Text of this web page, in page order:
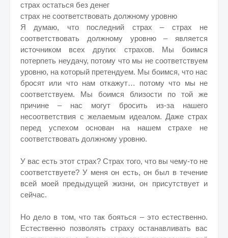
страх остаться без денег
страх не соответствовать должному уровню
Я думаю, что последний страх – страх не
соответствовать должному уровню – является
источником всех других страхов. Мы боимся
потерпеть неудачу, потому что мы не соответствуем
уровню, на который претендуем. Мы боимся, что нас
бросят или что нам откажут… потому что мы не
соответствуем. Мы боимся близости по той же
причине – нас могут бросить из-за нашего
несоответствия с желаемым идеалом. Даже страх
перед успехом основан на нашем страхе не
соответствовать должному уровню.
У вас есть этот страх? Страх того, что вы чему-то не
соответствуете? У меня он есть, он был в течение
всей моей предыдущей жизни, он присутствует и
сейчас.
Но дело в том, что так бояться – это естественно.
Естественно позволять страху останавливать вас